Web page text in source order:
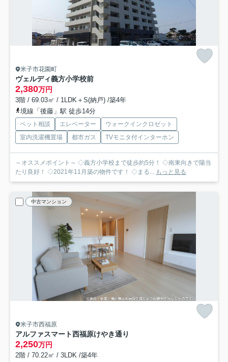
米子市花園町
ヴェルディ義方小学校前
2,380万円
3階 / 69.03㎡ / 1LDK＋S(納戸) /築4年
境線「後藤」駅 徒歩14分
ペット相談 エレベーター
ウォークインクロゼット
室内洗濯機置場
都市ガス TVモニタ付インターホン
～オススメポイント～ ◇義方小学校まで徒歩約5分！ ◇南東向きで陽当
たり良好！ ◇2021年11月築の物件です！ ◇まる... もっと見る
中古マンション
米子市西福原
アルファスマート西福原けやき通り
2,250万円
2階 / 70.22㎡ / 3LDK /築4年